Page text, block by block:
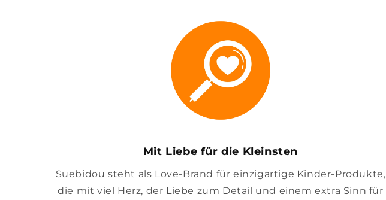
Mit Liebe für die Kleinsten
Suebidou steht als Love-Brand für einzigartige Kinder-Produkte,
die mit viel Herz, der Liebe zum Detail und einem extra Sinn für